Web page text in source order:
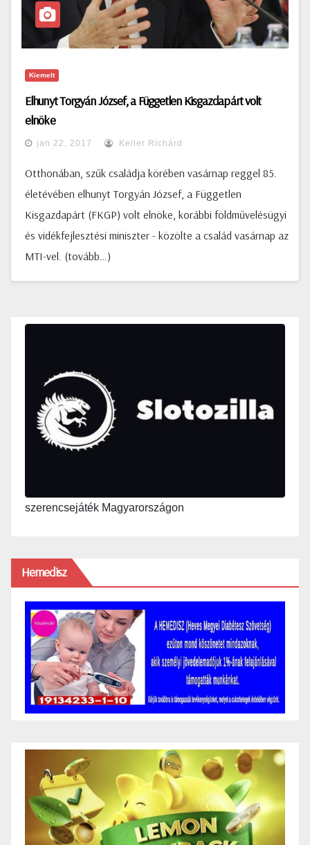
Kiemelt
Elhunyt Torgyán József, a Független Kisgazdapárt volt
elnöke
jan 22, 2017 Keller Richárd
Otthonában, szűk családja körében vasárnap reggel 85.
életévében elhunyt Torgyán József, a Független
Kisgazdapárt (FKGP) volt elnöke, korábbi földművelésügyi
és vidékfejlesztési miniszter - közölte a család vasárnap az
MTI-vel. (tovább…)
szerencsejáték Magyarországon
Hemedisz